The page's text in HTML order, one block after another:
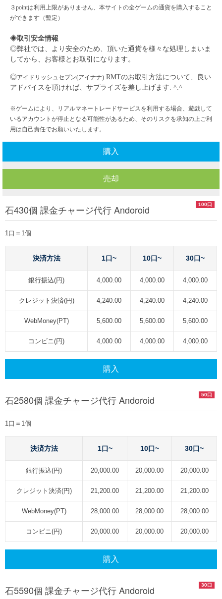
３ pointは利用上限がありません、本サイトの全ゲームの通貨を購入すること
ができます（暫定）
◈取引安全情報
◎弊社では、より安全のため、頂いた通貨を様々な処理しまいま
してから、お客様とお取引になります。
◎アイドリッシュセブン(アイナナ) RMTのお取引方法について、良い
アドバイスを頂ければ、サプライズを差し上げます. ^.^
※ゲームにより、リアルマネートレードサービスを利用する場合、遊戯して
いるアカウントが停止となる可能性があるため、そのリスクを承知の上ご利
用は自己責任でお願いいたします。
購入
売却
100口
石430個 課金チャージ代行 Andoroid
1口＝1個
決済方法 1口~ 10口~ 30口~
銀行振込(円) 4,000.00 4,000.00 4,000.00
クレジット決済(円) 4,240.00 4,240.00 4,240.00
WebMoney(PT) 5,600.00 5,600.00 5,600.00
コンビニ(円) 4,000.00 4,000.00 4,000.00
購入
50口
石2580個 課金チャージ代行 Andoroid
1口＝1個
決済方法 1口~ 10口~ 30口~
銀行振込(円) 20,000.00 20,000.00 20,000.00
クレジット決済(円) 21,200.00 21,200.00 21,200.00
WebMoney(PT) 28,000.00 28,000.00 28,000.00
コンビニ(円) 20,000.00 20,000.00 20,000.00
購入
30口
石5590個 課金チャージ代行 Andoroid